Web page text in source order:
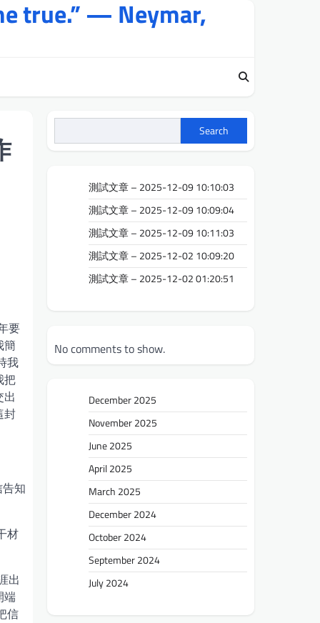
true.” — Neymar,
要
簡
我
把
封
知
材
出
端
信
Search
測試文章 – 2025-12-09 10:10:03
測試文章 – 2025-12-09 10:09:04
測試文章 – 2025-12-09 10:11:03
測試文章 – 2025-12-02 10:09:20
測試文章 – 2025-12-02 01:20:51
No comments to show.
December 2025
November 2025
June 2025
April 2025
March 2025
December 2024
October 2024
September 2024
July 2024